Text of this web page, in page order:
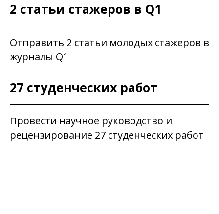
2 статьи стажеров в Q1
Отправить 2 статьи молодых стажеров в
журналы Q1
27 студенческих работ
Провести научное руководство и
рецензирование 27 студенческих работ